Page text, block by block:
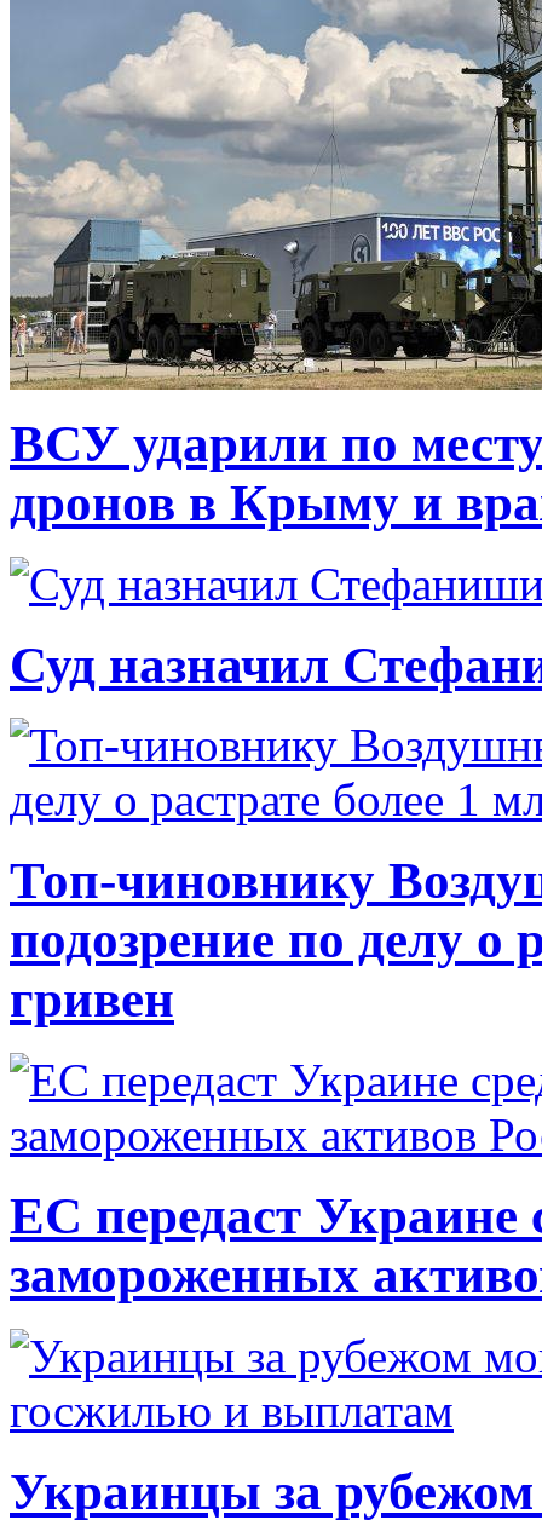
ВСУ ударили по
дронов в Крыму и
Суд назначил
Топ-чиновнику
подозрение по делу о
гривен
ЕС передаст Украине
замороженных
Украинцы за рубежом